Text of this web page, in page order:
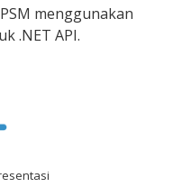
menggunakan
.NET API.